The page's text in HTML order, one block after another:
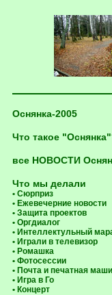
Оснянка-2005
Что такое
все НОВОСТИ
Что мы делали
• Сюрприз
• Ежевечерние новости
• Защита проектов
• Оргдиалог
• Интеллектульный
• Играли в телевизор
• Ромашка
• Фотосессии
• Почта и печатная
• Игра в Го
• Концерт